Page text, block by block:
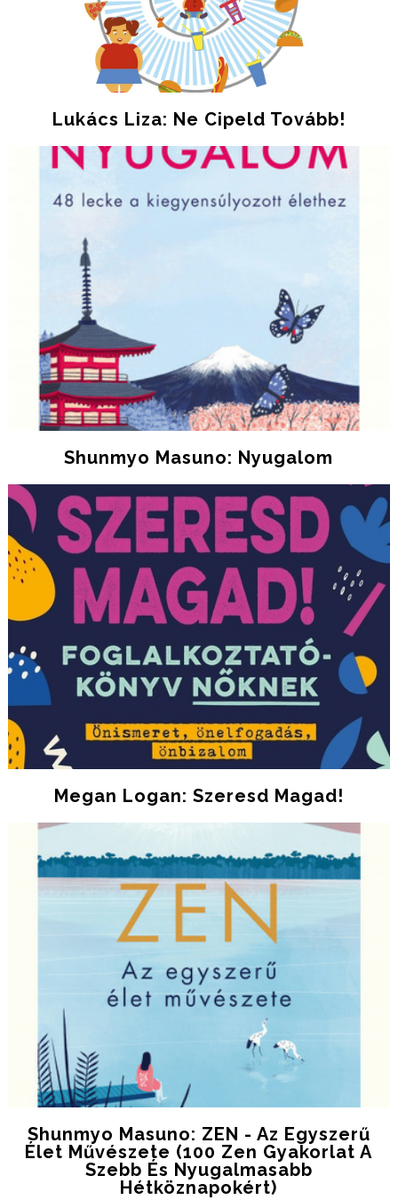
Lukács Liza: Ne ​cipeld Tovább!
Shunmyo Masuno: Nyugalom
Megan Logan: Szeresd ​magad!
Shunmyo Masuno: ZEN - Az Egyszerű
Élet Művészete (100 Zen Gyakorlat A
Szebb És Nyugalmasabb
Hétköznapokért)